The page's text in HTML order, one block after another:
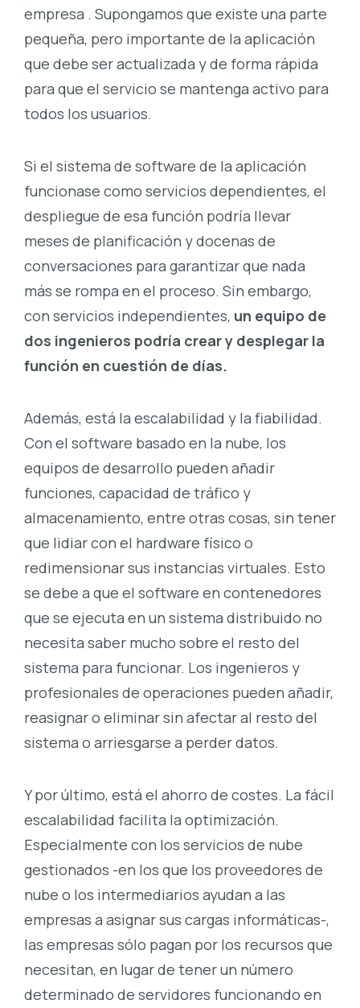
empresa . Supongamos que existe una parte
pequeña, pero importante de la aplicación
que debe ser actualizada y de forma rápida
para que el servicio se mantenga activo para
todos los usuarios.
Si el sistema de software de la aplicación
funcionase como servicios dependientes, el
despliegue de esa función podría llevar
meses de planificación y docenas de
conversaciones para garantizar que nada
más se rompa en el proceso. Sin embargo,
con servicios independientes, un equipo de
dos ingenieros podría crear y desplegar la
función en cuestión de días.
Además, está la escalabilidad y la fiabilidad.
Con el software basado en la nube, los
equipos de desarrollo pueden añadir
funciones, capacidad de tráfico y
almacenamiento, entre otras cosas, sin tener
que lidiar con el hardware físico o
redimensionar sus instancias virtuales. Esto
se debe a que el software en contenedores
que se ejecuta en un sistema distribuido no
necesita saber mucho sobre el resto del
sistema para funcionar. Los ingenieros y
profesionales de operaciones pueden añadir,
reasignar o eliminar sin afectar al resto del
sistema o arriesgarse a perder datos.
Y por último, está el ahorro de costes. La fácil
escalabilidad facilita la optimización.
Especialmente con los servicios de nube
gestionados -en los que los proveedores de
nube o los intermediarios ayudan a las
empresas a asignar sus cargas informáticas-,
las empresas sólo pagan por los recursos que
necesitan, en lugar de tener un número
determinado de servidores funcionando en